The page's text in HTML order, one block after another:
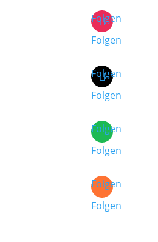
Folgen
Folgen
Folgen
Folgen
Folgen
Folgen
Folgen
Folgen